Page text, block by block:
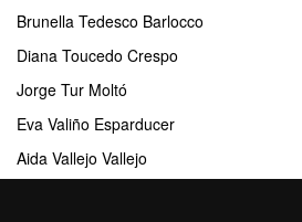
Brunella Tedesco Barlocco
Diana Toucedo Crespo
Jorge Tur Moltó
Eva Valiño Esparducer
Aida Vallejo Vallejo